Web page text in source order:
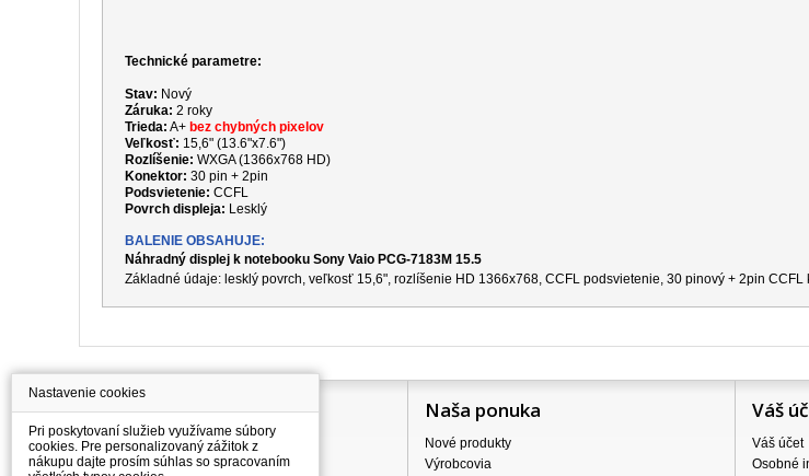
Technické parametre:
Stav: Nový
Záruka: 2 roky
Trieda: A+ bez chybných pixelov
Veľkosť: 15,6" (13.6"x7.6")
Rozlíšenie: WXGA (1366x768 HD)
Konektor: 30 pin + 2pin
Podsvietenie: CCFL
Povrch displeja: Lesklý
BALENIE OBSAHUJE:
Náhradný displej k notebooku Sony Vaio PCG-7183M 15.5
Základné údaje: lesklý povrch, veľkosť 15,6", rozlíšenie HD 1366x768, CCFL podsvietenie, 30 pinový + 2pin
Information
Všetko o nákupe
Ceny dopravného
Naša ponuka
Nové produkty
Výrobcovia
Váš
Váš účet
Osobné
Nastavenie cookies
Pri poskytovaní služieb využívame súbory
cookies. Pre personalizovaný zážitok z
nákupu dajte prosím súhlas so spracovaním